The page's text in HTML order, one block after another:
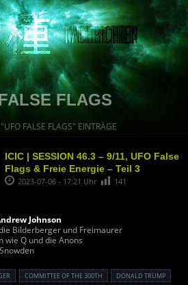
FLAGS
FALSE FLAGS" EINTRÄGE
ICIC | SESSION 46.3 – 9/11, UFO False
Flags & Freie Energie – Teil 3
2023-07-06 - 17:21 Uhr 141
Johnson
Bilderberger und Freimaurer
wie Q und die Anons
COMMITTEE OF THE 300TH
DONALD TRUMP